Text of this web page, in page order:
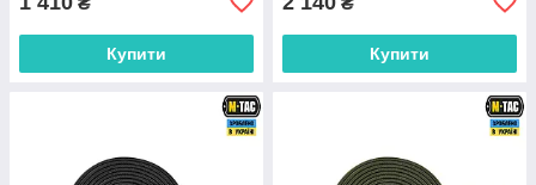
Купити Купити